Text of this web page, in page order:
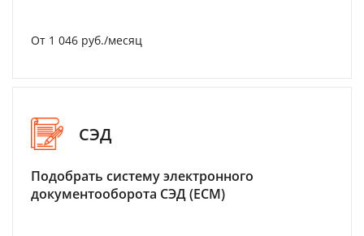
От 1 046 руб./месяц
СЭД
Подобрать систему электронного
документооборота СЭД (ECM)